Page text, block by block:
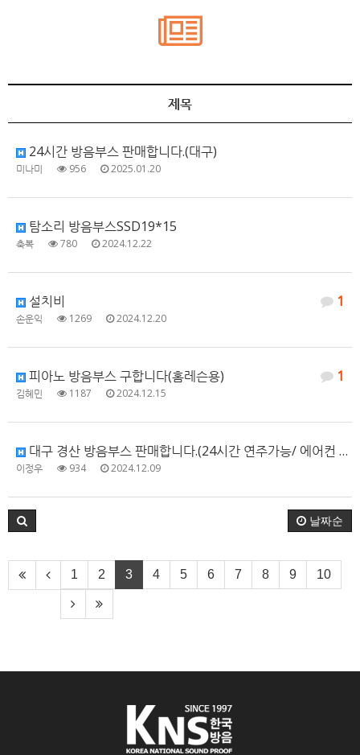
제목
24시간 방음부스 판매합니다.(대구)
미나미 956 2025.01.20
탐소리 방음부스SSD19*15
축복 780 2024.12.22
1
설치비
손운익 1269 2024.12.20
1
피아노 방음부스 구합니다(홈레슨용)
김혜민 1187 2024.12.15
대구 경산 방음부스 판매합니다.(24시간 연주가능/ 에어컨 포함)
이정우 934 2024.12.09
날짜순
1 2 3 4 5 6 7 8 9 10